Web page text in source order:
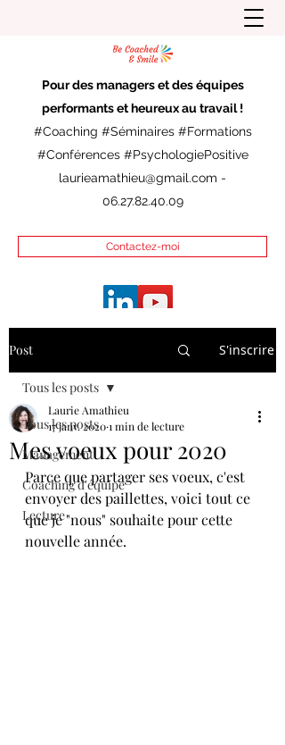
Pour des managers et des équipes
performants et heureux au travail !
#Coaching #Séminaires #Formations
#Conférences #PsychologiePositive
laurieamathieu@gmail.com -
06.27.82.40.09
Contactez-moi
Post S'inscrire
Tous les posts
Management
Coaching d'équipe
Lecture
Tous les posts
Mes voeux pour 2020
Laurie Amathieu
17 janv. 20201 min de lecture
Parce que partager ses voeux, c'est
envoyer des paillettes, voici tout ce
que je "nous" souhaite pour cette
nouvelle année.